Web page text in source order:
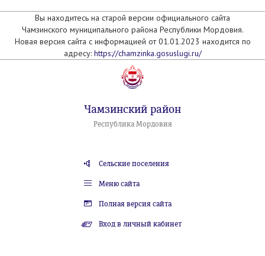
Вы находитесь на старой версии официального сайта
Чамзинского муниципального района Республики Мордовия.
Новая версия сайта с информацией от 01.01.2023 находится по
адресу: https://chamzinka.gosuslugi.ru/
Чамзинский район
Республика Мордовия
Сельские поселения
Меню сайта
Полная версия сайта
Вход в личный кабинет